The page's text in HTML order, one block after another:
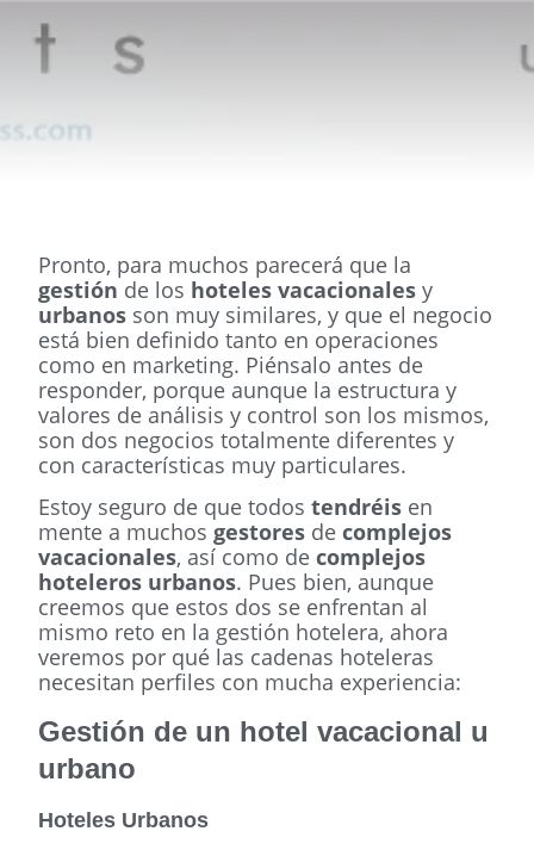
Pronto, para muchos parecerá que la
gestión de los hoteles vacacionales y
urbanos son muy similares, y que el negocio
está bien definido tanto en operaciones
como en marketing. Piénsalo antes de
responder, porque aunque la estructura y
valores de análisis y control son los mismos,
son dos negocios totalmente diferentes y
con características muy particulares.
Estoy seguro de que todostendréis en
mente a muchosgestores decomplejos
vacacionales, así como decomplejos
hoteleros urbanos. Pues bien, aunque
creemos que estos dos se enfrentan al
mismo reto en la gestión hotelera, ahora
veremos por qué las cadenas hoteleras
necesitan perfiles con mucha experiencia:
Gestión de un hotel vacacional u
urbano
Hoteles Urbanos